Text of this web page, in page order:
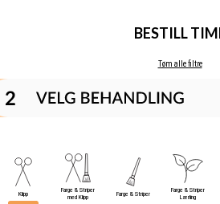
BESTILL
Tøm alle filtre
Klipp
Farge & Striper
med Klipp
Farge & Striper
Farge & Striper
Lærling